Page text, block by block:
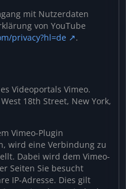
mit Nutzerdaten
von YouTube
privacy?hl=de .
Videoportals Vimeo.
18th Street, New York,
Vimeo-Plugin
wird eine Verbindung zu
Dabei wird dem Vimeo-
Seiten Sie besucht
IP-Adresse. Dies gilt